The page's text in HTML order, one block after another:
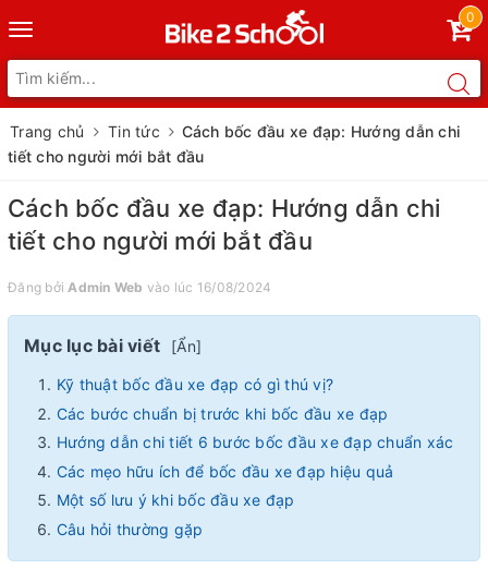
Toggle
navigation
0
Trang chủ Tin tức
Cách bốc đầu xe đạp: Hướng dẫn chi
tiết cho người mới bắt đầu
Cách bốc đầu xe đạp: Hướng dẫn chi
tiết cho người mới bắt đầu
Đăng bởiAdmin Web vào lúc 16/08/2024
Mục lục bài viết [Ẩn]
Kỹ thuật bốc đầu xe đạp có gì thú vị?
Các bước chuẩn bị trước khi bốc đầu xe đạp
Hướng dẫn chi tiết 6 bước bốc đầu xe đạp chuẩn xác
Các mẹo hữu ích để bốc đầu xe đạp hiệu quả
Một số lưu ý khi bốc đầu xe đạp
Câu hỏi thường gặp